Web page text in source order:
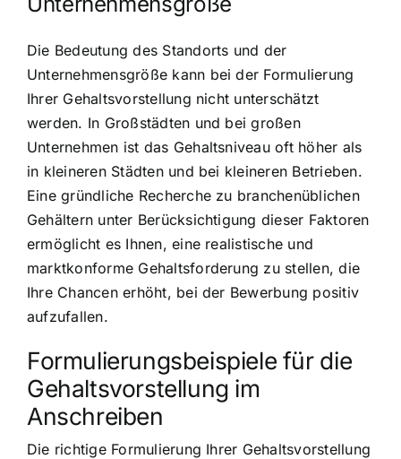
Die Bedeutung des Standorts und der
Unternehmensgröße kann bei der Formulierung
Ihrer Gehaltsvorstellung nicht unterschätzt
werden. In Großstädten und bei großen
Unternehmen ist das Gehaltsniveau oft höher als
in kleineren Städten und bei kleineren Betrieben.
Eine gründliche Recherche zu branchenüblichen
Gehältern unter Berücksichtigung dieser Faktoren
ermöglicht es Ihnen, eine realistische und
marktkonforme Gehaltsforderung zu stellen, die
Ihre Chancen erhöht, bei der Bewerbung positiv
aufzufallen.
Formulierungsbeispiele für die
Gehaltsvorstellung im
Anschreiben
Die richtige Formulierung Ihrer Gehaltsvorstellung